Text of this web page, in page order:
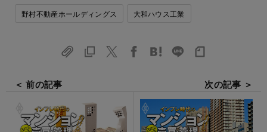
野村不動産ホールディングス 大和ハウス工業
＜ 前の記事 次の記事 ＞